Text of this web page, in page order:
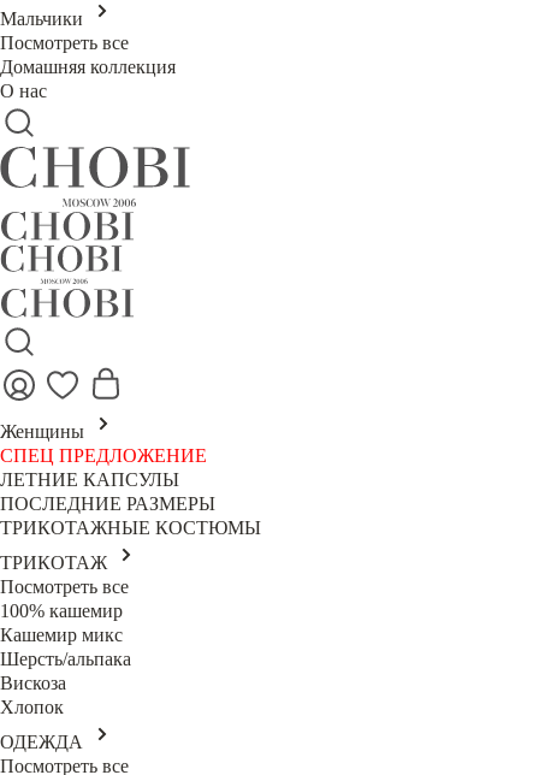
Мальчики
Посмотреть все
Домашняя коллекция
О нас
Женщины
СПЕЦ ПРЕДЛОЖЕНИЕ
ЛЕТНИЕ КАПСУЛЫ
ПОСЛЕДНИЕ РАЗМЕРЫ
ТРИКОТАЖНЫЕ КОСТЮМЫ
ТРИКОТАЖ
Посмотреть все
100% кашемир
Кашемир микс
Шерсть/альпака
Вискоза
Хлопок
ОДЕЖДА
Посмотреть все